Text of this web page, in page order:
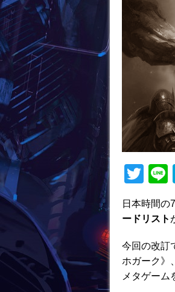
T
w
itt
日本時間の
ードリスト
今回の改訂
ホガーク》
メタゲーム